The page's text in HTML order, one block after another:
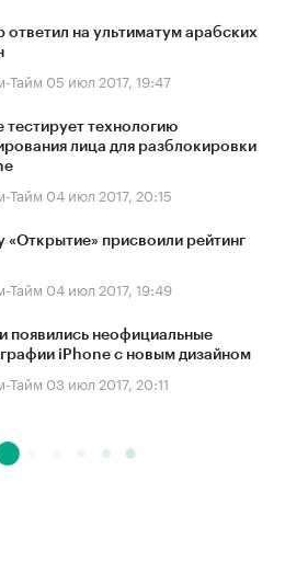
ответил на ультиматум арабских
Тайм 05 июл 2017, 19:47
тестирует технологию
лица для разблокировки
Тайм 04 июл 2017, 20:15
«Открытие» присвоили рейтинг
Тайм 04 июл 2017, 19:49
появились неофициальные
iPhone с новым дизайном
Тайм 03 июл 2017, 20:11